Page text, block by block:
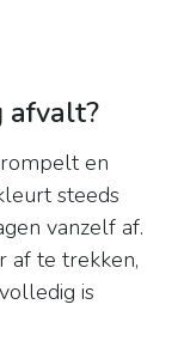
afvalt?
en
steeds
vanzelf af.
af te trekken,
is